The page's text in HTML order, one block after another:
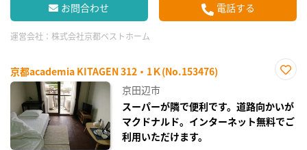
お問合わせ 電話する
運営会社： 株式会社京都ベストホーム
京都academia KITAGEN 312・1Ｋ(No.153476)
り登
録
京田辺市
スーパーが隣で便利です。道路向かいが
マクドナルド。インターネット無料でご
利用いただけます。